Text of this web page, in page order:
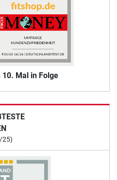
10. Mal in Folge
25)